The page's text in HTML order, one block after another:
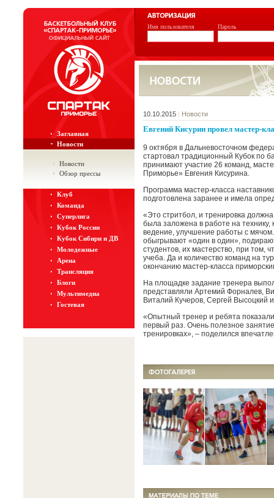
Имя пользователя Пароль
Заглавная
Новости
Новости
Обзор прессы
Клуб
Команда
Суперлига
Кубок России
Кубок Сибири и ДВ
Молодежные
Арена
Трансляция
Блоги
Мультимедиа
Гостевая
10.10.2015 | Новости
Евгений Кисурин провел мастер-
9 октября в Дальневосточном
стартовал традиционный Кубок по
принимают участие 26 команд,
Приморье» Евгения Кисурина.
Программа мастер-класса
подготовлена заранее и имела
«Это стритбол, и тренировка
была заложена в работе на технику,
ведение, улучшение работы с
обыгрывают «один в один»,
студентов, их мастерство, при том,
учеба. Да и количество команд на
окончанию мастер-класса
На площадке задание тренера
представляли Артемий Форналев,
Виталий Кучеров, Сергей Высоцкий
«Опытный тренер и ребята
первый раз. Очень полезное
тренировках», – поделился